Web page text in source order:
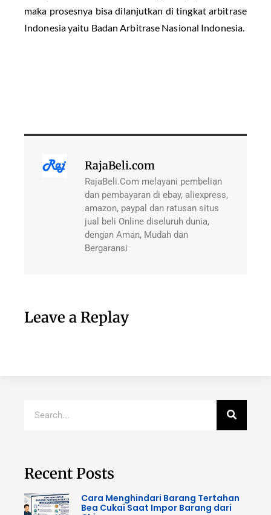
maka prosesnya bisa dilanjutkan di tingkat arbitrase
Indonesia yaitu Badan Arbitrase Nasional Indonesia.
RajaBeli.com
RajaBeli.Com melayani pembelian
dan pembayaran di ebay, aliexpress,
amazon, paypal dan ratusan situs
jual beli Online diseluruh dunia,
dengan Aman, Mudah dan
Bergaransi
Leave a Replay
Recent Posts
Cara Menghindari Barang Tertahan
Bea Cukai Saat Impor Barang dari